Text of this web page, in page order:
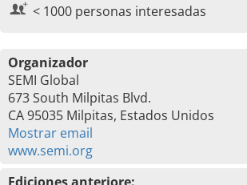
< 1000 personas interesadas
Organizador
SEMI Global
673 South Milpitas Blvd.
CA 95035 Milpitas, Estados Unidos
Mostrar email
www.semi.org